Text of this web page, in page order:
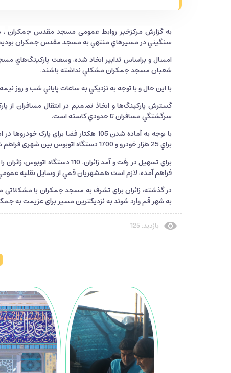
به گزارش مرکزخبر روابط عمومی مسجد مقدس جمکران
سنگيني در مسيرهاي منتهي به مسجد مقدس جمكران
شعبان مسجد جمكران مشكلي نداشته باشند.
با اين حال و با توجه به نزديكي به ساعات پاياني شب و روز
گسترش پاركينگ‌ها و اتخاذ تصميم در انتقال مسافران
سرگشتگي مسافران تا حدودي كاسته است.
با توجه به آماده شدن 105 هکتار فضا
براي 25 هزار خودرو و 1700 دستگاه اتوبوس بین شهری فراهم شود.
براي تسهيل در رفت و آمد
فراهم آمده، لازم است همشهريان قمي از وسايل نقليه
به شهر قم وارد شوند به نزدیکترین مسیر برای عزیمت به
بازدید: 125